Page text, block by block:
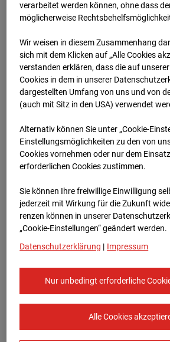
BC-146 - BV-
STRABAG
Werkstatthalle
Garching
Robert-Bosch-Straße 10,
Zur
Archivdatum:08.07.2026
Europe/Berlin
verarbeitet werden können, ohne dass
möglicherweise
Wir weisen in diesem Zusammenhang
sich mit dem Klicken auf „Alle Cookies
ver­standen erklären, dass die auf
Cookies in dem in unserer
dargestellten Umfang von uns und von
(auch mit Sitz in den USA) verwendet
Alternativ können Sie unter „Cookie-
Einstellungsmöglichkeiten zu den von
Cookies vornehmen oder nur dem
erforderlichen Cookies zustimmen.
Sie können Ihre freiwillige Einwilligung
jederzeit mit Wirkung für die Zukunft
renzen können in unserer
„Cookie-Einstellungen“ geändert werden.
Datenschutzerklärung | Impressum
Nur unbedingt erforderliche
Alle Cookies